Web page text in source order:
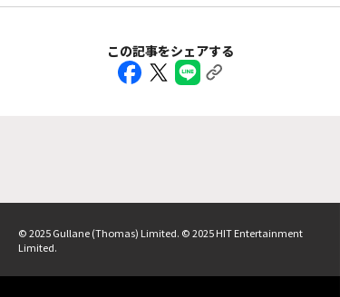
この記事をシェアする
© 2025 Gullane (Thomas) Limited. © 2025 HIT Entertainment
Limited.